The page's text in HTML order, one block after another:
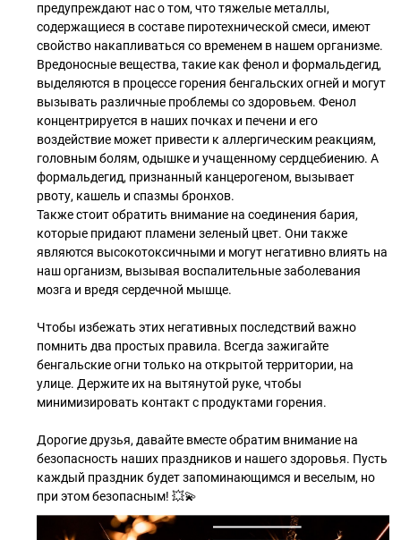
предупреждают нас о том, что тяжелые металлы,
содержащиеся в составе пиротехнической смеси, имеют
свойство накапливаться со временем в нашем организме.
Вредоносные вещества, такие как фенол и формальдегид,
выделяются в процессе горения бенгальских огней и могут
вызывать различные проблемы со здоровьем. Фенол
концентрируется в наших почках и печени и его
воздействие может привести к аллергическим реакциям,
головным болям, одышке и учащенному сердцебиению. А
формальдегид, признанный канцерогеном, вызывает
рвоту, кашель и спазмы бронхов.
Также стоит обратить внимание на соединения бария,
которые придают пламени зеленый цвет. Они также
являются высокотоксичными и могут негативно влиять на
наш организм, вызывая воспалительные заболевания
мозга и вредя сердечной мышце.
Чтобы избежать этих негативных последствий важно
помнить два простых правила. Всегда зажигайте
бенгальские огни только на открытой территории, на
улице. Держите их на вытянутой руке, чтобы
минимизировать контакт с продуктами горения.
Дорогие друзья, давайте вместе обратим внимание на
безопасность наших праздников и нашего здоровья. Пусть
каждый праздник будет запоминающимся и веселым, но
при этом безопасным! 💥💫